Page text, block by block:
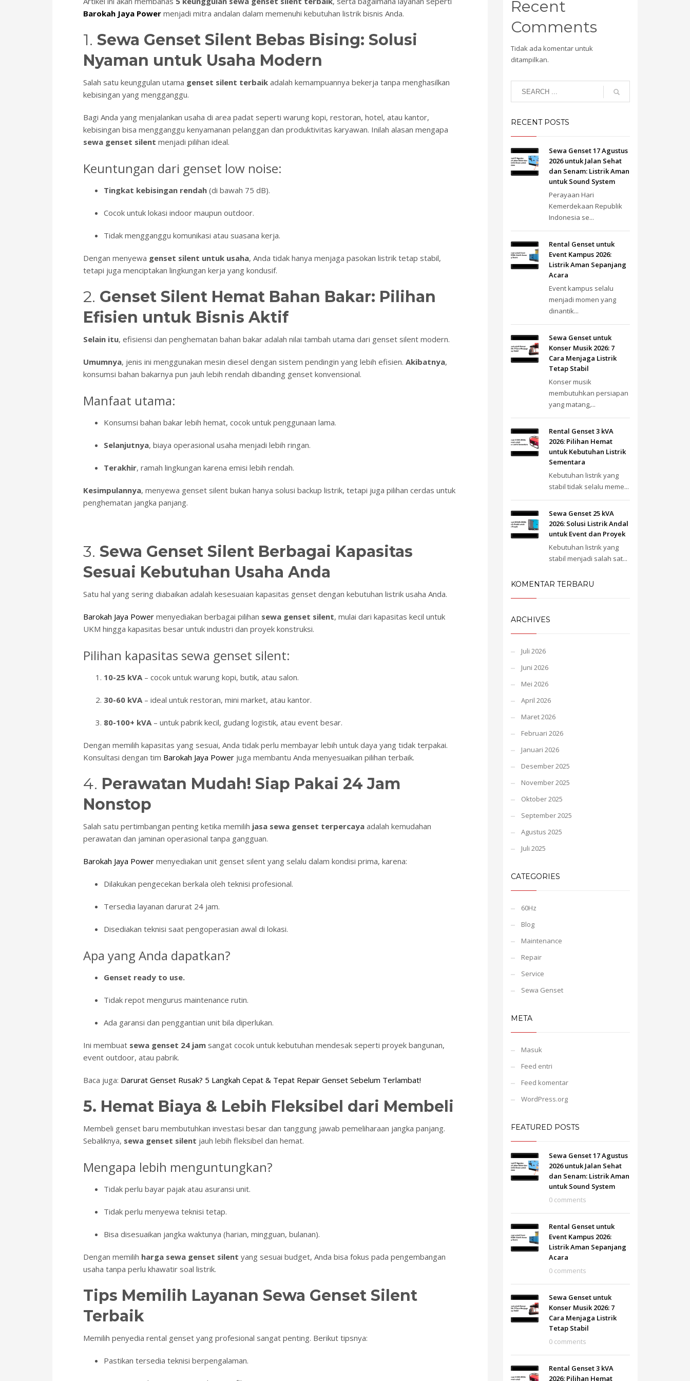
Barokah Jaya Power menjadi mitra andalan dalam memenuhi kebutuhan listrik bisnis Anda.
1. Sewa Genset Silent Bebas Bising: Solusi
Nyaman untuk Usaha Modern
Salah satu keunggulan utama genset silent terbaik adalah kemampuannya bekerja tanpa menghasilkan
kebisingan yang mengganggu.
Bagi Anda yang menjalankan usaha di area padat seperti warung kopi, restoran, hotel, atau kantor,
kebisingan bisa mengganggu kenyamanan pelanggan dan produktivitas karyawan. Inilah alasan mengapa
sewa genset silent menjadi pilihan ideal.
Keuntungan dari genset low noise:
Tingkat kebisingan rendah (di bawah 75 dB).
Cocok untuk lokasi indoor maupun outdoor.
Tidak mengganggu komunikasi atau suasana kerja.
Dengan menyewa genset silent untuk usaha, Anda tidak hanya menjaga pasokan listrik tetap stabil,
tetapi juga menciptakan lingkungan kerja yang kondusif.
2. Genset Silent Hemat Bahan Bakar: Pilihan
Efisien untuk Bisnis Aktif
Selain itu, efisiensi dan penghematan bahan bakar adalah nilai tambah utama dari genset silent modern.
Umumnya, jenis ini menggunakan mesin diesel dengan sistem pendingin yang lebih efisien. Akibatnya,
konsumsi bahan bakarnya pun jauh lebih rendah dibanding genset konvensional.
Manfaat utama:
Konsumsi bahan bakar lebih hemat, cocok untuk penggunaan lama.
Selanjutnya, biaya operasional usaha menjadi lebih ringan.
Terakhir, ramah lingkungan karena emisi lebih rendah.
Kesimpulannya, menyewa genset silent bukan hanya solusi backup listrik, tetapi juga pilihan cerdas untuk
penghematan jangka panjang.
3. Sewa Genset Silent Berbagai Kapasitas
Sesuai Kebutuhan Usaha Anda
Satu hal yang sering diabaikan adalah kesesuaian kapasitas genset dengan kebutuhan listrik usaha Anda.
Barokah Jaya Power menyediakan berbagai pilihan sewa genset silent, mulai dari kapasitas kecil untuk
UKM hingga kapasitas besar untuk industri dan proyek konstruksi.
Pilihan kapasitas sewa genset silent:
10-25 kVA– cocok untuk warung kopi, butik, atau salon.
30-60 kVA– ideal untuk restoran, mini market, atau kantor.
80-100+ kVA– untuk pabrik kecil, gudang logistik, atau event besar.
Dengan memilih kapasitas yang sesuai, Anda tidak perlu membayar lebih untuk daya yang tidak terpakai.
Konsultasi dengan tim Barokah Jaya Power juga membantu Anda menyesuaikan pilihan terbaik.
4. Perawatan Mudah! Siap Pakai 24 Jam
Nonstop
Salah satu pertimbangan penting ketika memilih jasa sewa genset terpercaya adalah kemudahan
perawatan dan jaminan operasional tanpa gangguan.
Barokah Jaya Power menyediakan unit genset silent yang selalu dalam kondisi prima, karena:
Dilakukan pengecekan berkala oleh teknisi profesional.
Tersedia layanan darurat 24 jam.
Disediakan teknisi saat pengoperasian awal di lokasi.
Apa yang Anda dapatkan?
Genset ready to use.
Tidak repot mengurus maintenance rutin.
Ada garansi dan penggantian unit bila diperlukan.
Ini membuat sewa genset 24 jam sangat cocok untuk kebutuhan mendesak seperti proyek bangunan,
event outdoor, atau pabrik.
Baca juga: Darurat Genset Rusak? 5 Langkah Cepat & Tepat Repair Genset Sebelum Terlambat!
5. Hemat Biaya & Lebih Fleksibel dari Membeli
Membeli genset baru membutuhkan investasi besar dan tanggung jawab pemeliharaan jangka panjang.
Sebaliknya, sewa genset silent jauh lebih fleksibel dan hemat.
Mengapa lebih menguntungkan?
Tidak perlu bayar pajak atau asuransi unit.
Tidak perlu menyewa teknisi tetap.
Bisa disesuaikan jangka waktunya (harian, mingguan, bulanan).
Dengan memilih harga sewa genset silent yang sesuai budget, Anda bisa fokus pada pengembangan
usaha tanpa perlu khawatir soal listrik.
Tips Memilih Layanan Sewa Genset Silent
Terbaik
Memilih penyedia rental genset yang profesional sangat penting. Berikut tipsnya:
Pastikan tersedia teknisi berpengalaman.
Recent
Comments
Tidak ada komentar untuk
ditampilkan.
RECENT POSTS
Sewa Genset 17 Agustus
2026 untuk Jalan Sehat
dan Senam: Listrik Aman
untuk Sound System
Perayaan Hari
Kemerdekaan Republik
Indonesia se...
Rental Genset untuk
Event Kampus 2026:
Listrik Aman Sepanjang
Acara
Event kampus selalu
menjadi momen yang
dinantik...
Sewa Genset untuk
Konser Musik 2026: 7
Cara Menjaga Listrik
Tetap Stabil
Konser musik
membutuhkan persiapan
yang matang,...
Rental Genset 3 kVA
2026: Pilihan Hemat
untuk Kebutuhan Listrik
Sementara
Kebutuhan listrik yang
stabil tidak selalu meme...
Sewa Genset 25 kVA
2026: Solusi Listrik Andal
untuk Event dan Proyek
Kebutuhan listrik yang
stabil menjadi salah sat...
KOMENTAR TERBARU
ARCHIVES
Juli 2026
Juni 2026
Mei 2026
April 2026
Maret 2026
Februari 2026
Januari 2026
Desember 2025
November 2025
Oktober 2025
September 2025
Agustus 2025
Juli 2025
CATEGORIES
60Hz
Blog
Maintenance
Repair
Service
Sewa Genset
META
Masuk
Feed entri
Feed komentar
WordPress.org
FEATURED POSTS
Sewa Genset 17 Agustus
2026 untuk Jalan Sehat
dan Senam: Listrik Aman
untuk Sound System
0 comments
Rental Genset untuk
Event Kampus 2026:
Listrik Aman Sepanjang
Acara
0 comments
Sewa Genset untuk
Konser Musik 2026: 7
Cara Menjaga Listrik
Tetap Stabil
0 comments
Rental Genset 3 kVA
2026: Pilihan Hemat